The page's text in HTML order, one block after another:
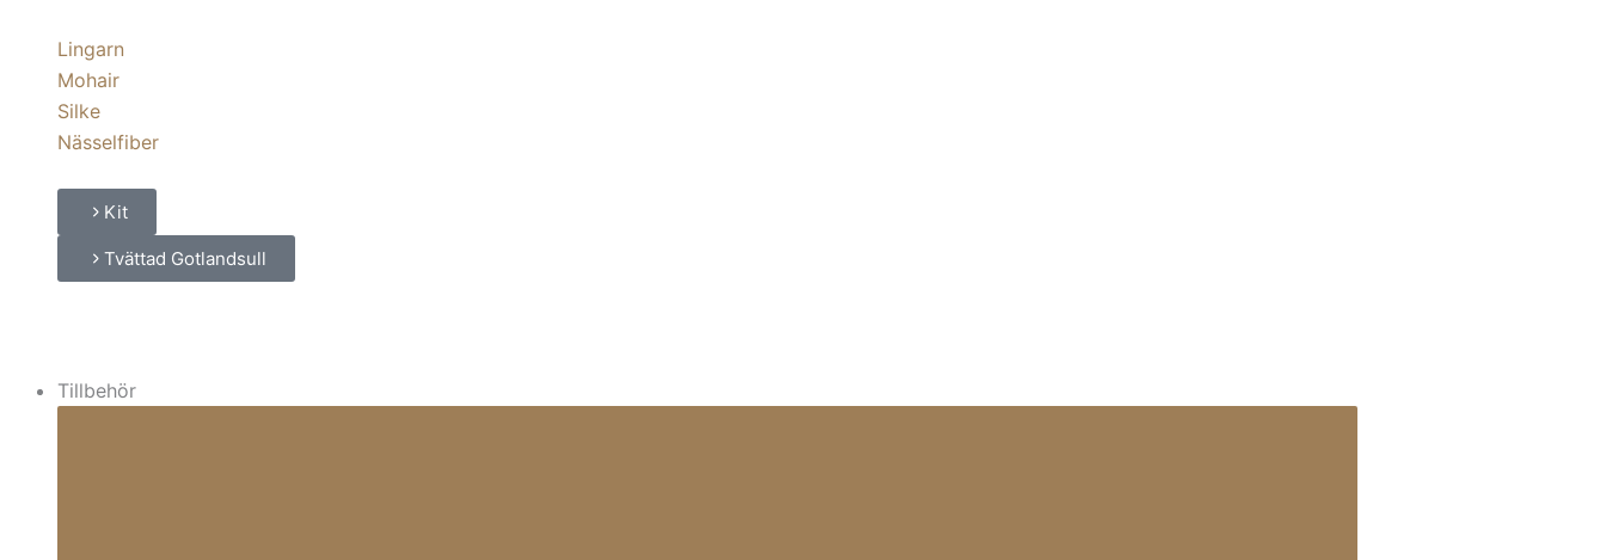
Lingarn
Mohair
Silke
Nässelfiber
Kit
Tvättad Gotlandsull
Tillbehör